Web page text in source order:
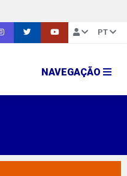
PT
NAVEGAÇÃO